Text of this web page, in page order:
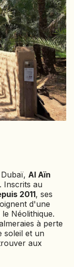
Al Aïn
Inscrits au
2011, ses
d'une
Néolithique.
à perte
soleil et un
aux